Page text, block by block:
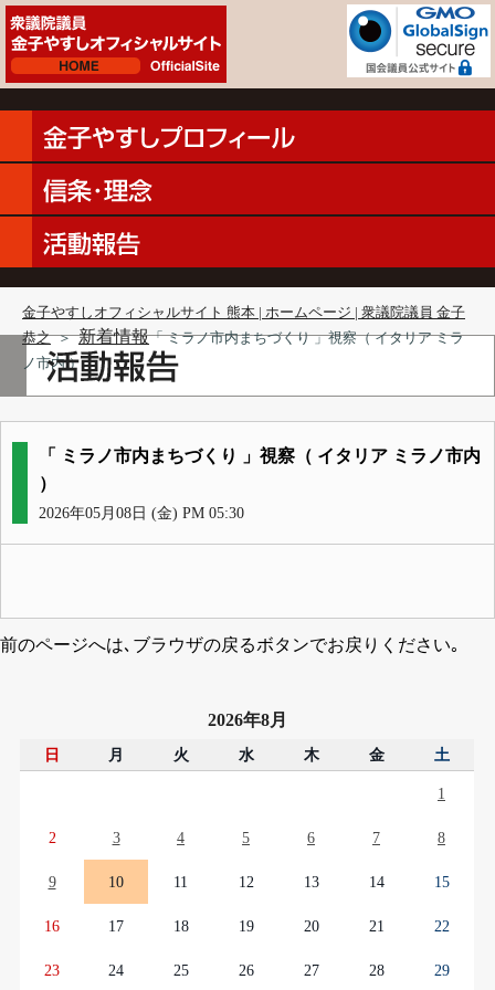
金子やすしオフィシャルサイト 熊本 | ホームページ | 衆議院議員 金子
恭之 ＞ 新着情報「 ミラノ市内まちづくり 」視察（ イタリア ミラ
ノ市内 ）
「 ミラノ市内まちづくり 」視察（ イタリア ミラノ市内
）
2026年05月08日 (金) PM 05:30
前のページへは､ブラウザの戻るボタンでお戻りください｡
2026年8月
日 月 火 水 木 金 土
1
2 3 4 5 6 7 8
9 10 11 12 13 14 15
16 17 18 19 20 21 22
23 24 25 26 27 28 29